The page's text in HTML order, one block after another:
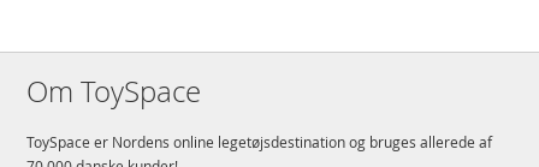
Om ToySpace
ToySpace er Nordens online legetøjsdestination og bruges allerede af